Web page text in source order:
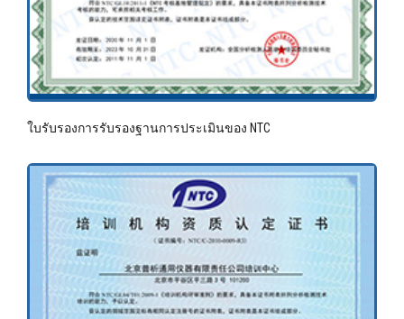
ใบรับรองการรับรองฐานการประเมินของ NTC